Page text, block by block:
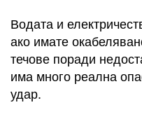
Водата и
ако имате
течове поради
има много реална
удар.